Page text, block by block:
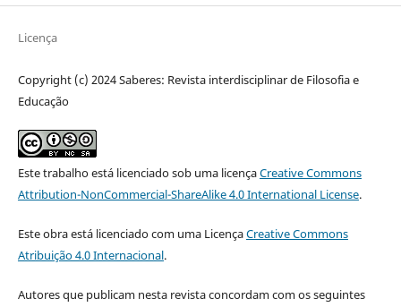
Licença
Copyright (c) 2024 Saberes: Revista interdisciplinar de Filosofia e
Educação
Este trabalho está licenciado sob uma licençaCreative Commons
Attribution-NonCommercial-ShareAlike 4.0 International License.
Este obra está licenciado com uma LicençaCreative Commons
Atribuição 4.0 Internacional.
Autores que publicam nesta revista concordam com os seguintes